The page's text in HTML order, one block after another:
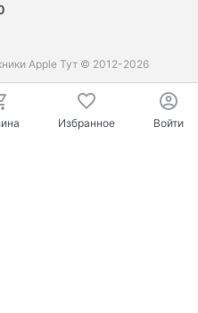
Apple Тут © 2012-2026
Избранное Войти